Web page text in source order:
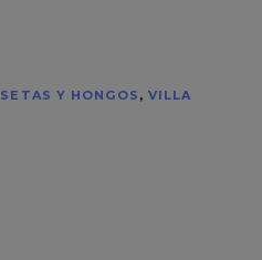
SETAS Y HONGOS , VILLA